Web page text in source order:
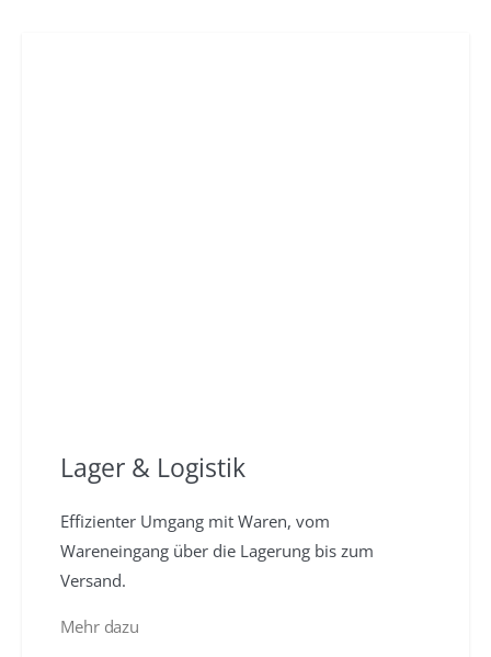
Lager & Logistik
Effizienter Umgang mit Waren, vom
Wareneingang über die Lagerung bis zum
Versand.
Mehr dazu